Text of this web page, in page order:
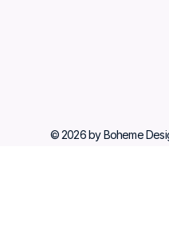
© 2026 by Boheme